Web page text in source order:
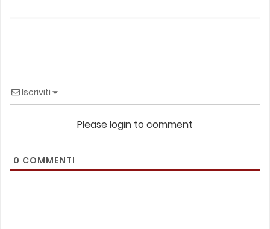
Iscriviti
Please login to comment
0 COMMENTI